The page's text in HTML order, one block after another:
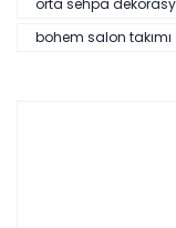
orta sehpa
bohem salon takımı